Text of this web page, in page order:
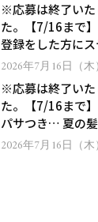
※応募は終了いた
た。【7/16まで
登録をした方に
テのシャインリバ
ゼント！
2026年7月16日（木
※応募は終了いた
た。【7/16まで
パサつき… 夏の
消するヘアケアア
2026年7月16日（木